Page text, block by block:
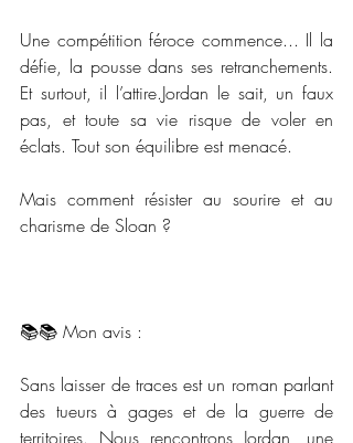
Une compétition féroce commence... Il la
défie, la pousse dans ses retranchements.
Et surtout, il l’attire.Jordan le sait, un faux
pas, et toute sa vie risque de voler en
éclats. Tout son équilibre est menacé.
Mais comment résister au sourire et au
charisme de Sloan ?
📚📚 Mon avis :
Sans laisser de traces est un roman parlant
des tueurs à gages et de la guerre de
territoires. Nous rencontrons Jordan, une